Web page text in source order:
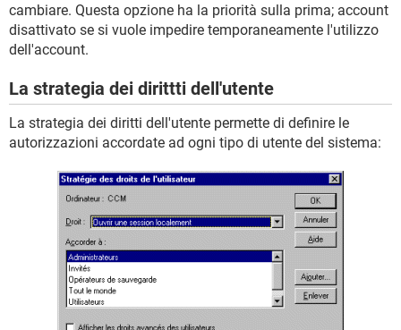
cambiare. Questa opzione ha la priorità sulla prima; account
disattivato se si vuole impedire temporaneamente l'utilizzo
dell'account.
La strategia dei dirittti dell'utente
La strategia dei diritti dell'utente permette di definire le
autorizzazioni accordate ad ogni tipo di utente del sistema: